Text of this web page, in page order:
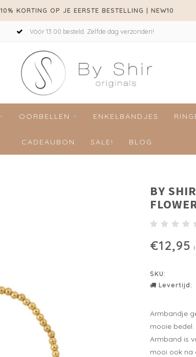
10% KORTING OP JE EERSTE BESTELLING | NEW10
Vóór 13:00 besteld. Zelfde dag verzonden!
OORBELLEN ENKELBANDJES
CADEAUBON SALE! BLOG
BY
€12,95
SKU:
Levertijd:
Armbandje
mooie bedel.
Armband is
mooi ook na